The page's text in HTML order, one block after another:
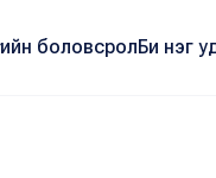
боловсролБи нэг